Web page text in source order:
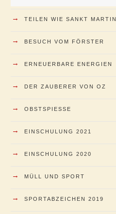
→ TEILEN WIE SANKT MARTIN
→ BESUCH VOM FÖRSTER
→ ERNEUERBARE ENERGIEN
→ DER ZAUBERER VON OZ
→ OBSTSPIESSE
→ EINSCHULUNG 2021
→ EINSCHULUNG 2020
→ MÜLL UND SPORT
→ SPORTABZEICHEN 2019